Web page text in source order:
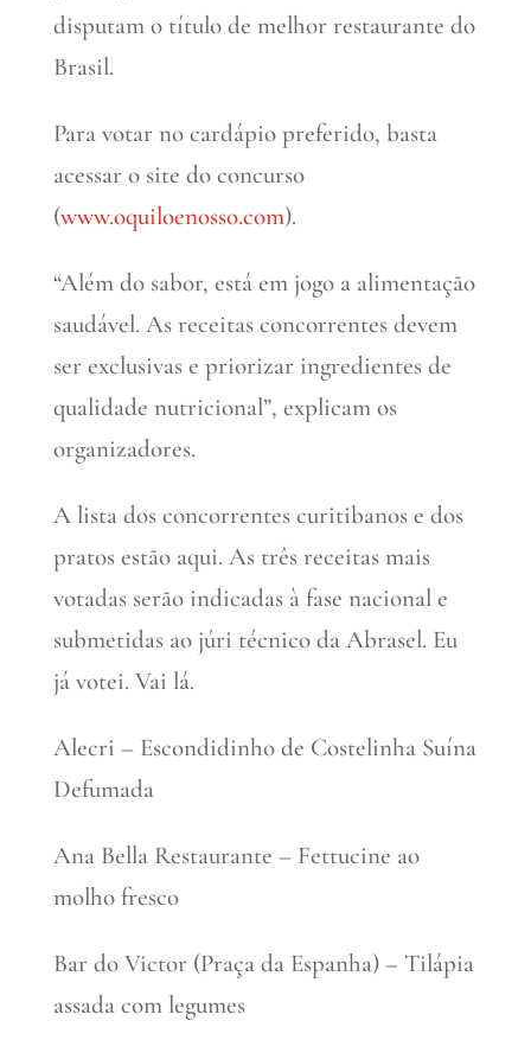
disputam o título de melhor restaurante do
Brasil.
Para votar no cardápio preferido, basta
acessar o site do concurso
(www.oquiloenosso.com).
“Além do sabor, está em jogo a alimentação
saudável. As receitas concorrentes devem
ser exclusivas e priorizar ingredientes de
qualidade nutricional”, explicam os
organizadores.
A lista dos concorrentes curitibanos e dos
pratos estão aqui. As três receitas mais
votadas serão indicadas à fase nacional e
submetidas ao júri técnico da Abrasel. Eu
já votei. Vai lá.
Alecri – Escondidinho de Costelinha Suína
Defumada
Ana Bella Restaurante – Fettucine ao
molho fresco
Bar do Victor (Praça da Espanha) – Tilápia
assada com legumes